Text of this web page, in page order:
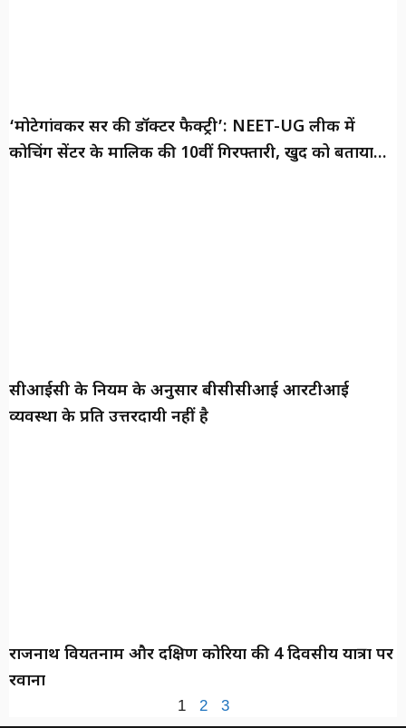
‘मोटेगांवकर सर की डॉक्टर फैक्ट्री’: NEET-UG लीक में
कोचिंग सेंटर के मालिक की 10वीं गिरफ्तारी, खुद को बताया
सीआईसी के नियम के अनुसार बीसीसीआई आरटीआई
व्यवस्था के प्रति उत्तरदायी नहीं है
राजनाथ वियतनाम और दक्षिण कोरिया की 4 दिवसीय यात्रा पर
रवाना
1 2 3